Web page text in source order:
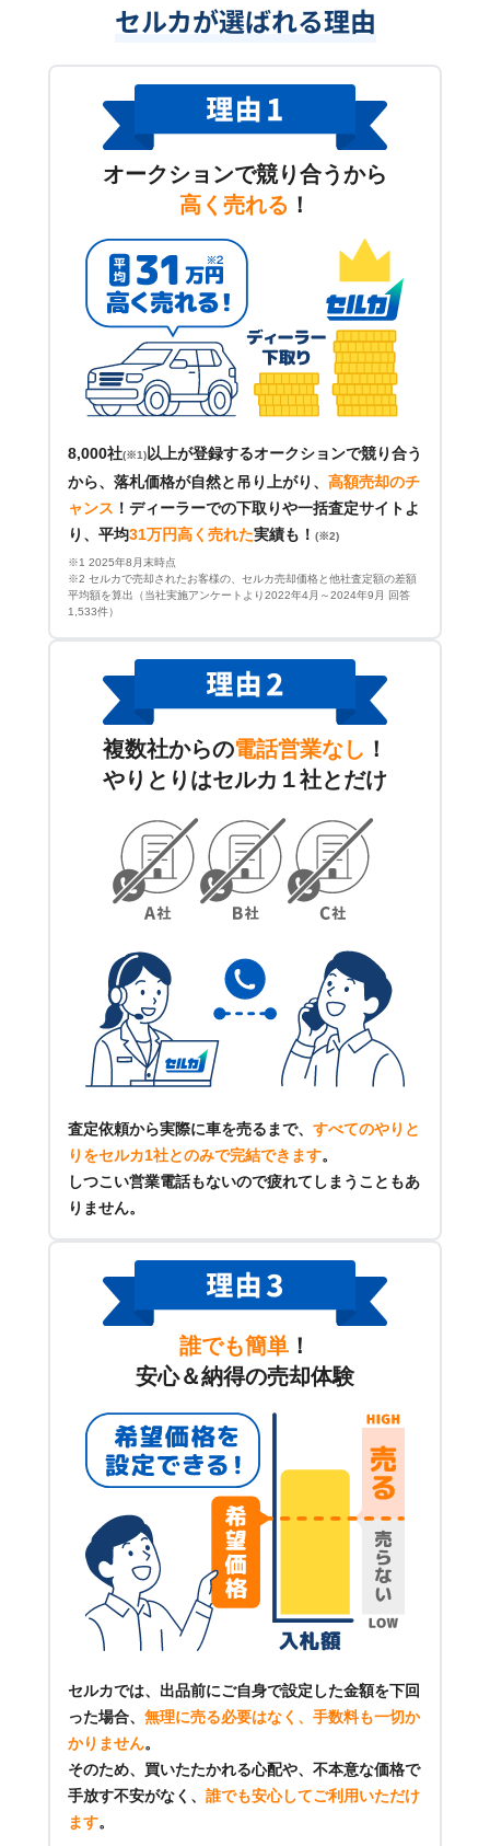
セルカが選ばれる理由
オークションで競り合うから
高く売れる ！
8,000社(※1)以上が登録するオークションで競り合う
から、落札価格が自然と吊り上がり、 高額売却のチ
ャンス ！ ディーラーでの下取りや一括査定サイトよ
り、平均31万円高く売れた実績も！ (※2)
※1 2025年8月末時点
※2 セルカで売却されたお客様の、セルカ売却価格と他社査定額の差額
平均額を算出（当社実施アンケートより2022年4月～2024年9月 回答
1,533件）
複数社からの電話営業なし ！
やりとりはセルカ１社とだけ
査定依頼から実際に車を売るまで、 すべてのやりと
りをセルカ1社とのみで完結できます。
しつこい営業電話もないので疲れてしまうこともあ
りません。
誰でも簡単 ！
安心＆納得の売却体験
セルカでは、出品前にご自身で設定した金額を下回
った場合、 無理に売る必要はなく、手数料も一切か
かりません。
そのため、買いたたかれる心配や、不本意な価格で
手放す不安がなく、 誰でも安心してご利用いただけ
ます。